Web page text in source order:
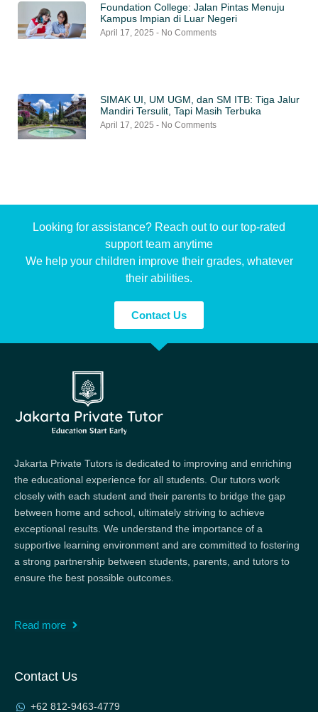
Foundation College: Jalan Pintas Menuju
Kampus Impian di Luar Negeri
April 17, 2025 No Comments
SIMAK UI, UM UGM, dan SM ITB: Tiga Jalur
Mandiri Tersulit, Tapi Masih Terbuka
April 17, 2025 No Comments
Looking for assistance? Reach out to our top-rated
support team anytime
We help your children improve their grades, whatever
their abilities.
Contact Us
Jakarta Private Tutors is dedicated to improving and enriching
the educational experience for all students. Our tutors work
closely with each student and their parents to bridge the gap
between home and school, ultimately striving to achieve
exceptional results. We understand the importance of a
supportive learning environment and are committed to fostering
a strong partnership between students, parents, and tutors to
ensure the best possible outcomes.
Read more
Contact Us
+62 812-9463-4779